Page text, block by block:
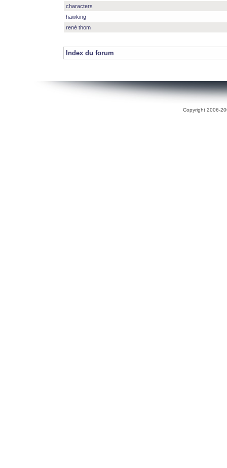
characters
hawking
rené thom
Index du forum
Copyright 2006-